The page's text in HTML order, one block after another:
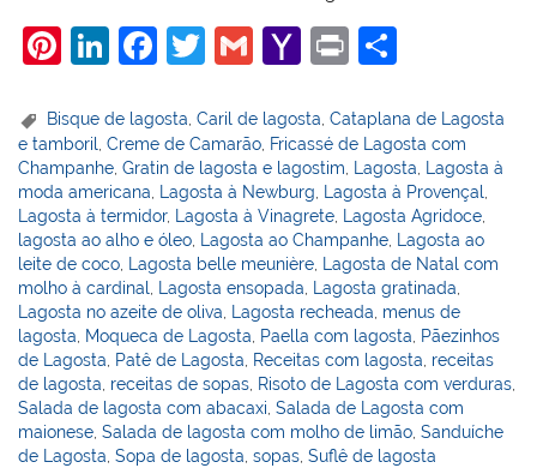
Pi
er
e
st
Li
k
e
dI
n
F
c
e
b
o
o
k
T
itt
er
G
ai
l
Y
h
o
o
M
ai
l
Pr
t
ar
e
Bisque de lagosta ,Caril de lagosta ,Cataplana de Lagosta
e tamboril,Creme de Camarão, Fricassé de Lagosta com
Champanhe,Gratin de lagosta e lagostim, Lagosta, Lagosta à
moda americana, Lagosta à Newburg, Lagosta à Provençal,
Lagosta à termidor, Lagosta à Vinagrete, Lagosta Agridoce,
lagosta ao alho e óleo, Lagosta ao Champanhe, Lagosta ao
leite de coco, Lagosta belle meunière, Lagosta de Natal com
molho à cardinal, Lagosta ensopada, Lagosta gratinada,
Lagosta no azeite de oliva, Lagosta recheada, menus de
lagosta, Moqueca de Lagosta, Paella com lagosta, Pãezinhos
de Lagosta, Patê de Lagosta, Receitas com lagosta, receitas
de lagosta, receitas de sopas, Risoto de Lagosta com verduras,
Salada de lagosta com abacaxi,Salada de Lagosta com
maionese,Salada de lagosta com molho de limão,Sanduíche
de Lagosta,Sopa de lagosta,sopas,Suflê de lagosta